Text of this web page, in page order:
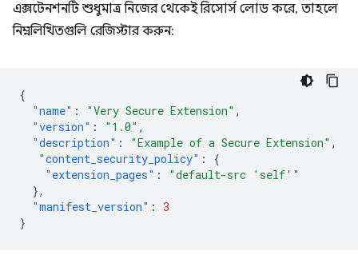
এক্সটেনশনটি শুধুমাত্র নিজের থেকেই রিসোর্স লোড করে, তাহলে
নিম্নলিখিতগুলি রেজিস্টার করুন:
{
"name" : "Very Secure Extension" ,
"version" : "1.0" ,
"description" : "Example of a Secure Extension" ,
"content_security_policy" :
{
"extension_pages" :
"default-src 'self'"
},
"manifest_version" : 3
}